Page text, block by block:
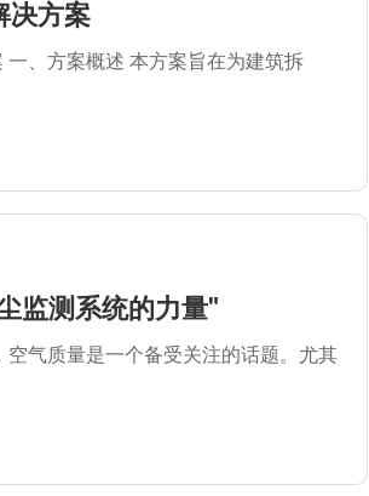
决方案
一、方案概述 本方案旨在为建筑拆
监测系统的力量"
空气质量是一个备受关注的话题。尤其